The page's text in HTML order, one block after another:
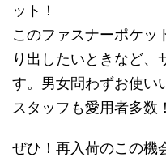
ット！
このファスナーポケッ
り出したいときなど、
す。男女問わずお使い
スタッフも愛用者多数！
ぜひ！再入荷のこの機